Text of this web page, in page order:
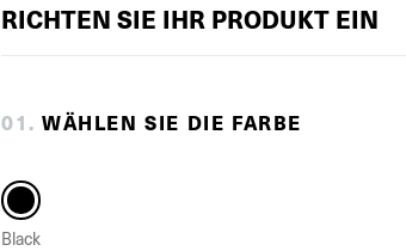
RICHTEN SIE IHR PRODUKT EIN
01 . WÄHLEN SIE DIE FARBE
Black